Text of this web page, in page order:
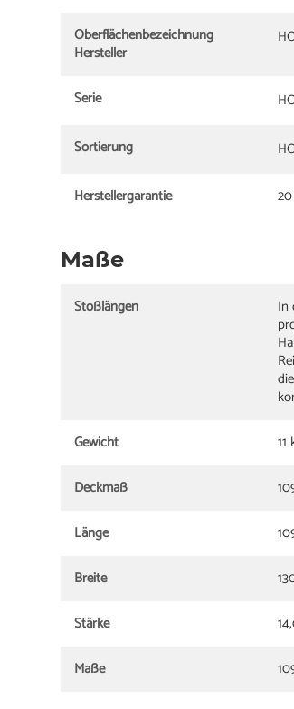
Oberflächenbezeichnung
Hersteller
Serie
Sortierung
Herstellergarantie
Maße
Stoßlängen
In
Gewicht
Deckmaß
Länge
Breite
Stärke
Maße